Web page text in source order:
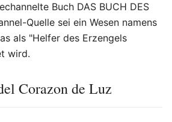
Buch DAS BUCH DES
Quelle sei ein Wesen namens
als "Helfer des Erzengels
wird.
Corazon de Luz